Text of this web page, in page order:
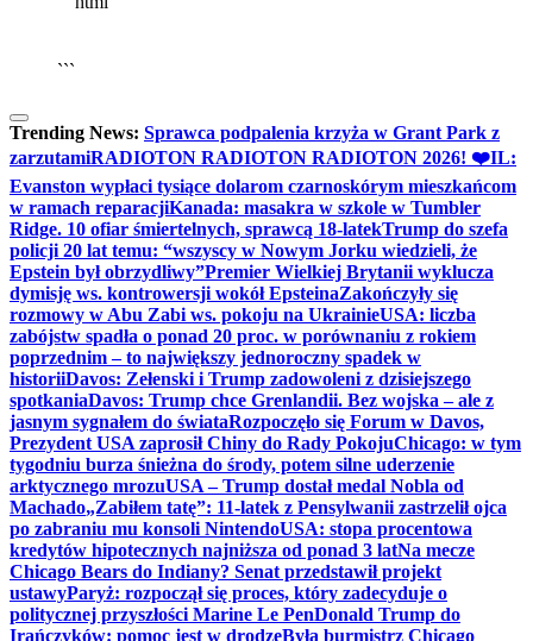
```
Trending News: Sprawca podpalenia krzyża w Grant Park z
zarzutamiRADIOTON RADIOTON RADIOTON 2026! ❤️IL:
Evanston wypłaci tysiące dolarom czarnoskórym mieszkańcom
w ramach reparacjiKanada: masakra w szkole w Tumbler
Ridge. 10 ofiar śmiertelnych, sprawcą 18-latekTrump do szefa
policji 20 lat temu: “wszyscy w Nowym Jorku wiedzieli, że
Epstein był obrzydliwy”Premier Wielkiej Brytanii wyklucza
dymisję ws. kontrowersji wokół EpsteinaZakończyły się
rozmowy w Abu Zabi ws. pokoju na UkrainieUSA: liczba
zabójstw spadła o ponad 20 proc. w porównaniu z rokiem
poprzednim – to największy jednoroczny spadek w
historiiDavos: Zełenski i Trump zadowoleni z dzisiejszego
spotkaniaDavos: Trump chce Grenlandii. Bez wojska – ale z
jasnym sygnałem do świataRozpoczęło się Forum w Davos,
Prezydent USA zaprosił Chiny do Rady PokojuChicago: w tym
tygodniu burza śnieżna do środy, potem silne uderzenie
arktycznego mrozuUSA – Trump dostał medal Nobla od
Machado„Zabiłem tatę”: 11-latek z Pensylwanii zastrzelił ojca
po zabraniu mu konsoli NintendoUSA: stopa procentowa
kredytów hipotecznych najniższa od ponad 3 latNa mecze
Chicago Bears do Indiany? Senat przedstawił projekt
ustawyParyż: rozpoczął się proces, który zadecyduje o
politycznej przyszłości Marine Le PenDonald Trump do
Irańczyków: pomoc jest w drodzeByła burmistrz Chicago